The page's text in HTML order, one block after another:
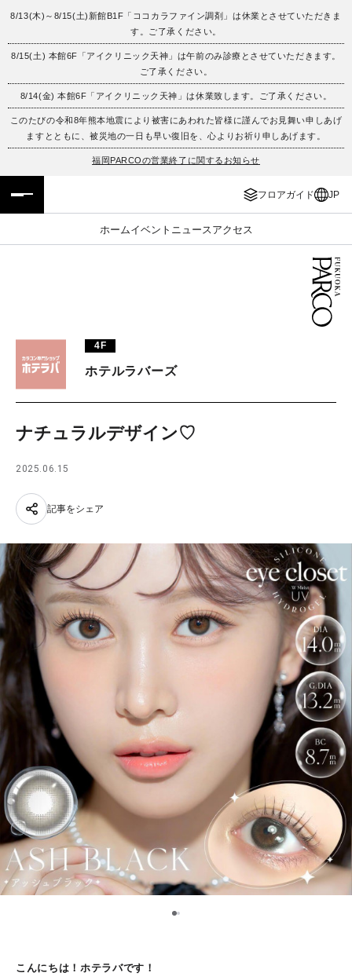
8/13(木)～8/15(土)新館B1F「ココカラファイン調剤」は休業とさせていただきま
す。ご了承ください。
8/15(土) 本館6F「アイクリニック天神」は午前のみ診療とさせていただきます。
ご了承ください。
8/14(金) 本館6F「アイクリニック天神」は休業致します。ご了承ください。
このたびの令和8年熊本地震により被害にあわれた皆様に謹んでお見舞い申しあげ
ますとともに、被災地の一日も早い復旧を、心よりお祈り申しあげます。
福岡PARCOの営業終了に関するお知らせ
フロアガイド JP
ホームイベント ニュース アクセス
フロアガイド
施設案内・アクセス
イベント・ポップアップ
レストラン・カフェ
ENGLISH
繁体字
簡体字
ภาษาไทย
4F
ホテルラバーズ
ナチュラルデザイン♡
2025.06.15
記事をシェア
1
こんにちは！ホテラバです！